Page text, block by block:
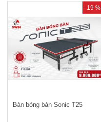
- 19 %
Bàn bóng bàn Sonic T25